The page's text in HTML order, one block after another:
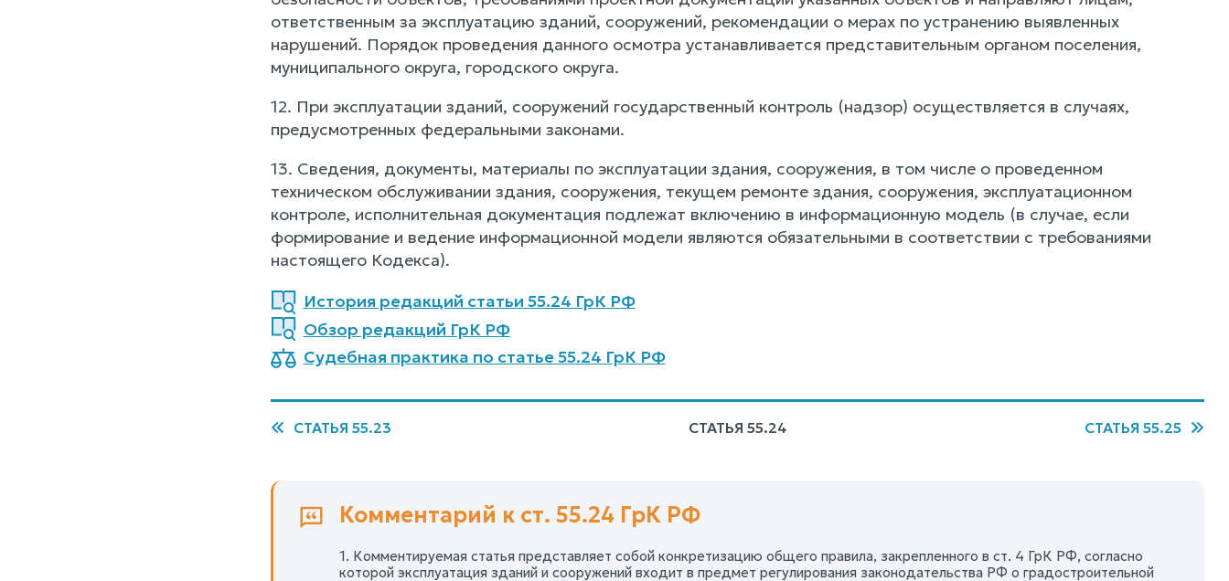
ответственным за эксплуатацию зданий, сооружений, рекомендации о мерах по устранению выявленных
нарушений. Порядок проведения данного осмотра устанавливается представительным органом поселения,
муниципального округа, городского округа.
12. При эксплуатации зданий, сооружений государственный контроль (надзор) осуществляется в случаях,
предусмотренных федеральными законами.
13. Сведения, документы, материалы по эксплуатации здания, сооружения, в том числе о проведенном
техническом обслуживании здания, сооружения, текущем ремонте здания, сооружения, эксплуатационном
контроле, исполнительная документация подлежат включению в информационную модель (в случае, если
формирование и ведение информационной модели являются обязательными в соответствии с требованиями
настоящего Кодекса).
История редакций статьи 55.24 ГрК РФ
Обзор редакций ГрК РФ
Судебная практика по статье 55.24 ГрК РФ
СТАТЬЯ 55.23 СТАТЬЯ 55.24 СТАТЬЯ 55.25
Комментарий к ст. 55.24 ГрК РФ
1. Комментируемая статья представляет собой конкретизацию общего правила, закрепленного в ст. 4 ГрК РФ, согласно
которой эксплуатация зданий и сооружений входит в предмет регулирования законодательства РФ о градостроительной